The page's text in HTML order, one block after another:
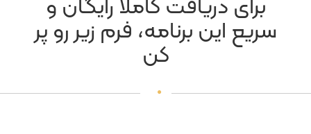
برای دریافت کاملا رایگان و
سریع این برنامه، فرم زیر رو پر
کن